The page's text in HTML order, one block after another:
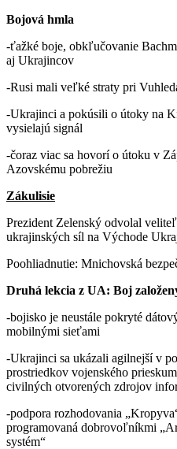
Bojová hmla
-ťažké boje, obkľučovanie
aj Ukrajincov
-Rusi mali veľké straty pri
-Ukrajinci a pokúsili o útoky na
vysielajú signál
-čoraz viac sa hovorí o útoku v
Azovskému pobrežiu
Zákulisie
Prezident Zelenský odvolal
ukrajinských síl na Východe
Poohliadnutie: Mnichovská
Druhá lekcia z UA: Boj
-bojisko je neustále pokryté
mobilnými sieťami
-Ukrajinci sa ukázali agilnejší v
prostriedkov vojenského
civilných otvorených zdrojov
-podpora rozhodovania
programovaná dobrovoľníkmi
systém“